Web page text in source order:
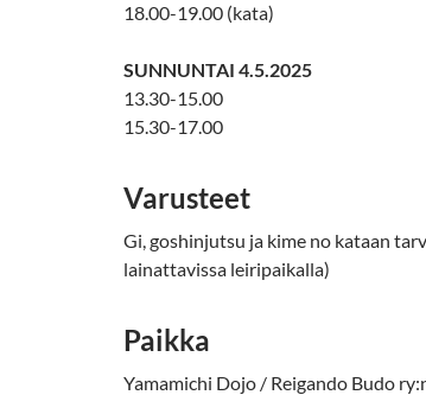
18.00-19.00 (kata)
SUNNUNTAI 4.5.2025
13.30-15.00
15.30-17.00
Varusteet
Gi, goshinjutsu ja kime no kataan
lainattavissa leiripaikalla)
Paikka
Yamamichi Dojo / Reigando Budo